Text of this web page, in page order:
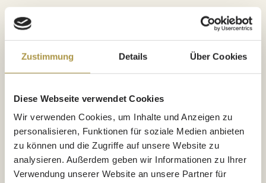
Zustimmung Details Über Cookies
Diese Webseite verwendet Cookies
Wir verwenden Cookies, um Inhalte und Anzeigen zu
personalisieren, Funktionen für soziale Medien anbieten
zu können und die Zugriffe auf unsere Website zu
analysieren. Außerdem geben wir Informationen zu Ihrer
Verwendung unserer Website an unsere Partner für
Der Erbprinz ist ein echtes Original unter den Privathotels in
Deutschland. Hervorgegangen aus einer
Revolution. Mit großer Liebe ausgestattet. Mit Leidenschaft
betrieben. Mit Gastfreundschaft ebenso gesegnet wie mit
Sternen und Hauben versehen. Ein 5-Sterne-Superior City-
Hideaway für die kleine Wellness-Auszeit oder den Business-
Trip. Für die unvergessliche Hochzeit oder das effektive